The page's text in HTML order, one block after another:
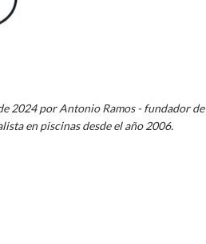
2024 porAntonio Ramos- fundador de
en piscinas desde el año 2006.